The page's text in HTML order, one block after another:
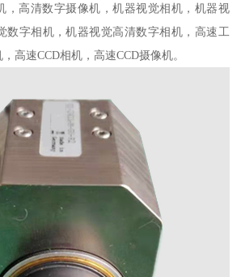
，高清数字摄像机，机器视觉相机，机器视
数字相机，机器视觉高清数字相机，高速工
高速CCD相机，高速CCD摄像机。